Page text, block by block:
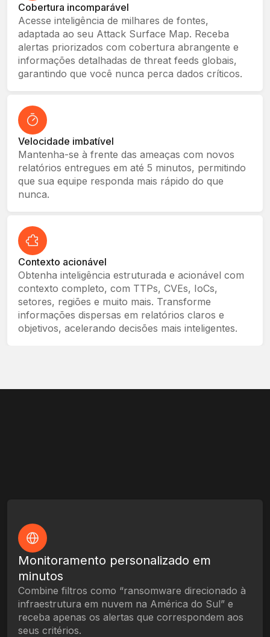
Cobertura incomparável
Acesse inteligência de milhares de fontes,
adaptada ao seu Attack Surface Map. Receba
alertas priorizados com cobertura abrangente e
informações detalhadas de threat feeds globais,
garantindo que você nunca perca dados críticos.
Velocidade imbatível
Mantenha-se à frente das ameaças com novos
relatórios entregues em até 5 minutos, permitindo
que sua equipe responda mais rápido do que
nunca.
Contexto acionável
Obtenha inteligência estruturada e acionável com
contexto completo, com TTPs, CVEs, IoCs,
setores, regiões e muito mais. Transforme
informações dispersas em relatórios claros e
objetivos, acelerando decisões mais inteligentes.
Monitoramento personalizado em
minutos
Combine filtros como “ransomware direcionado à
infraestrutura em nuvem na América do Sul” e
receba apenas os alertas que correspondem aos
seus critérios.